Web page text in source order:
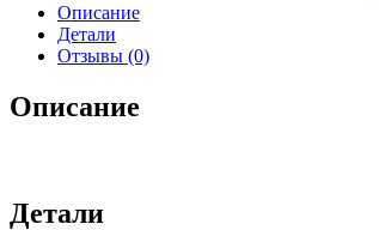
Описание
Детали
Отзывы (0)
Описание
Детали